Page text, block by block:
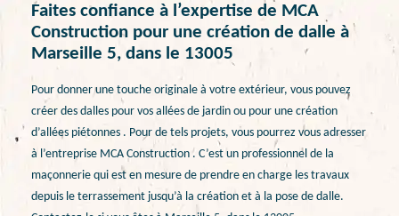
Faites confiance à l’expertise de MCA
Construction pour une création de dalle à
Marseille 5, dans le 13005
Pour donner une touche originale à votre extérieur, vous pouvez
créer des dalles pour vos allées de jardin ou pour une création
d’allées piétonnes . Pour de tels projets, vous pourrez vous adresser
à l’entreprise MCA Construction . C’est un professionnel de la
maçonnerie qui est en mesure de prendre en charge les travaux
depuis le terrassement jusqu’à la création et à la pose de dalle.